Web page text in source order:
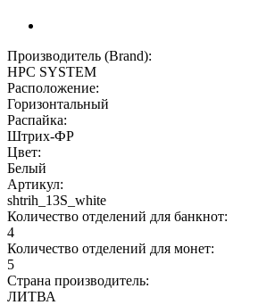
Производитель (Brand):
HPC SYSTEM
Расположение:
Горизонтальный
Распайка:
Штрих-ФР
Цвет:
Белый
Артикул:
shtrih_13S_white
Количество отделений для банкнот:
4
Количество отделений для монет:
5
Страна производитель:
ЛИТВА